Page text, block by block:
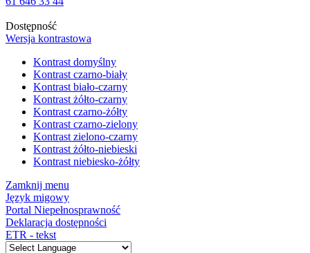
Dostępność
Wersja kontrastowa
Kontrast domyślny
Kontrast czarno-biały
Kontrast biało-czarny
Kontrast żółto-czarny
Kontrast czarno-żółty
Kontrast czarno-zielony
Kontrast zielono-czarny
Kontrast żółto-niebieski
Kontrast niebiesko-żółty
Zamknij menu
Język migowy
Portal Niepełnosprawność
Deklaracja dostępności
ETR - tekst